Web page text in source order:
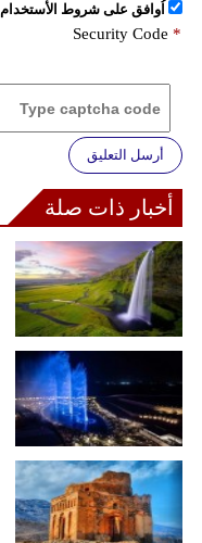
اُوافق على شروط الأستخدام
Security Code *
أرسل التعليق
أخبار ذات صلة